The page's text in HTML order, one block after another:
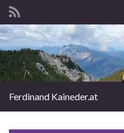
Search for:
Ferdinand Kaineder.at